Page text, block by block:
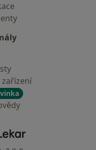
- Hlavní stránka